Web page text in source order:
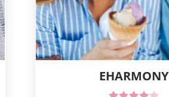
EHARMONY